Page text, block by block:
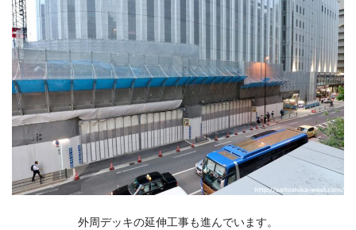
外周デッキの延伸工事も進んでいます。